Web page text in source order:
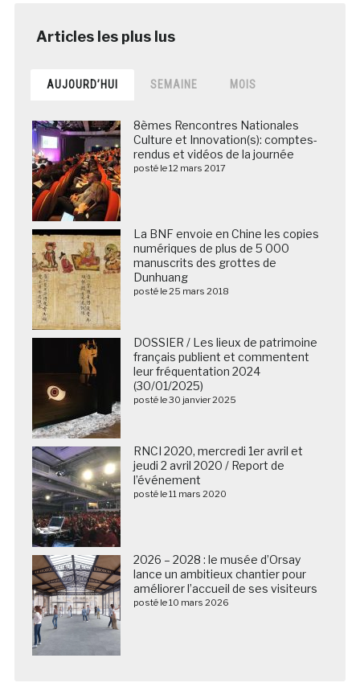
AUJOURD’HUI SEMAINE MOIS
8èmes Rencontres Nationales
Culture et Innovation(s): comptes-
rendus et vidéos de la journée
posté le 12 mars 2017
La BNF envoie en Chine les copies
numériques de plus de 5 000
manuscrits des grottes de
Dunhuang
posté le 25 mars 2018
DOSSIER / Les lieux de patrimoine
français publient et commentent
leur fréquentation 2024
(30/01/2025)
posté le 30 janvier 2025
RNCI 2020, mercredi 1er avril et
jeudi 2 avril 2020 / Report de
l’événement
posté le 11 mars 2020
2026 – 2028 : le musée d’Orsay
lance un ambitieux chantier pour
améliorer l’accueil de ses visiteurs
posté le 10 mars 2026